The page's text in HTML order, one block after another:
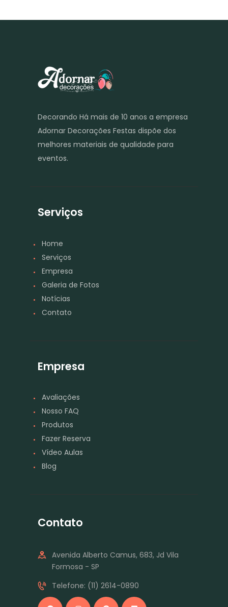
Decorando Há mais de 10 anos a empresa
Adornar Decorações Festas dispõe dos
melhores materiais de qualidade para
eventos.
Serviços
Home
Serviços
Empresa
Galeria de Fotos
Notícias
Contato
Empresa
Avaliações
Nosso FAQ
Produtos
Fazer Reserva
Vídeo Aulas
Blog
Contato
Avenida Alberto Camus, 683, Jd Vila
Formosa - SP
Telefone: (11) 2614-0890